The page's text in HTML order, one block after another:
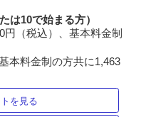
は10で始まる方）
（税込）、基本料金制
本料金制の方共に1,463
を見る